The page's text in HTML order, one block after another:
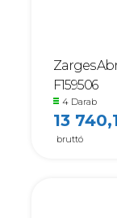
Zarges
F159506
4 Darab
13
bruttó